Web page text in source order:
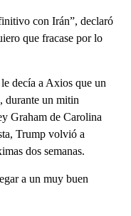
con Irán”, declaró
que fracase por lo
decía a Axios que un
durante un mitin
Graham de Carolina
Trump volvió a
dos semanas.
a un muy buen